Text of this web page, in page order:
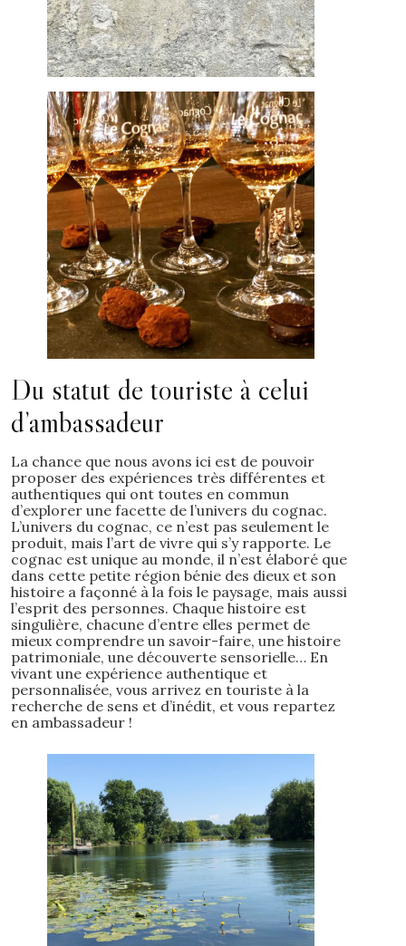
Du statut de touriste à celui
d’ambassadeur
La chance que nous avons ici est de pouvoir
proposer des expériences très différentes et
authentiques qui ont toutes en commun
d’explorer une facette de l’univers du cognac.
L’univers du cognac, ce n’est pas seulement le
produit, mais l’art de vivre qui s’y rapporte. Le
cognac est unique au monde, il n’est élaboré que
dans cette petite région bénie des dieux et son
histoire a façonné à la fois le paysage, mais aussi
l’esprit des personnes. Chaque histoire est
singulière, chacune d’entre elles permet de
mieux comprendre un savoir-faire, une histoire
patrimoniale, une découverte sensorielle… En
vivant une expérience authentique et
personnalisée, vous arrivez en touriste à la
recherche de sens et d’inédit, et vous repartez
en ambassadeur !